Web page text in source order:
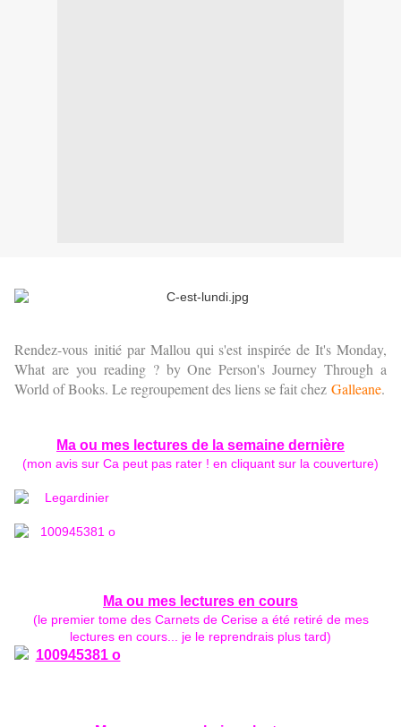
Rendez-vous initié par Mallou qui s'est inspirée de It's Monday,
What are you reading ? by One Person's Journey Through a
World of Books. Le regroupement des liens se fait chez Galleane.
Ma ou mes lectures de la semaine dernière
(mon avis sur Ca peut pas rater ! en cliquant sur la couverture)
Ma ou mes lectures en cours
(le premier tome des Carnets de Cerise a été retiré de mes
lectures en cours... je le reprendrais plus tard)